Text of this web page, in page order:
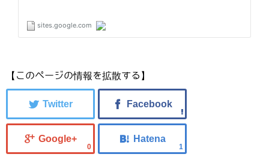
【このページの情報を拡散する】
0 1